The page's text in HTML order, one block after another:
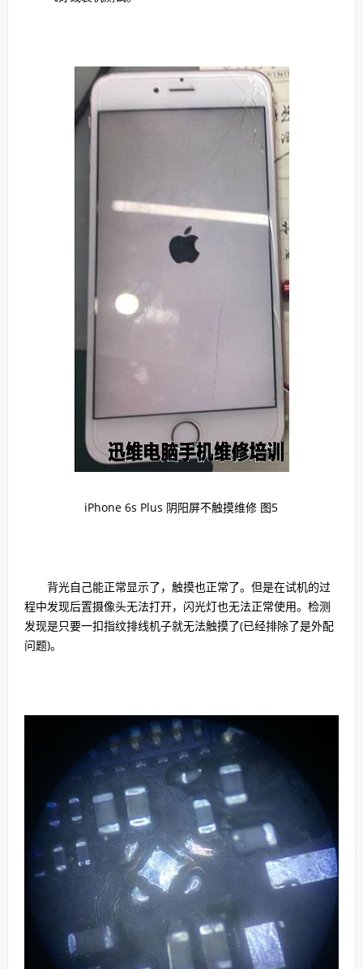
iPhone 6s Plus 阴阳屏不触摸维修 图5
背光自己能正常显示了，触摸也正常了。但是在试机的过
程中发现后置摄像头无法打开，闪光灯也无法正常使用。检测
发现是只要一扣指纹排线机子就无法触摸了(已经排除了是外配
问题)。